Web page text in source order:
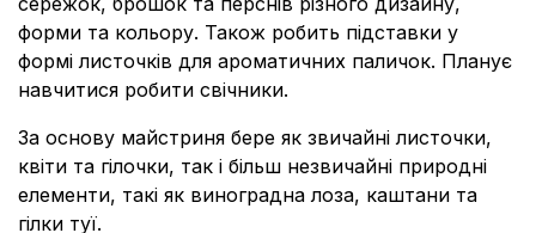
форми та кольору. Також робить підставки у
формі листочків для ароматичних паличок. Планує
навчитися робити свічники.
За основу майстриня бере як звичайні листочки,
квіти та гілочки, так і більш незвичайні природні
елементи, такі як виноградна лоза, каштани та
гілки туї.